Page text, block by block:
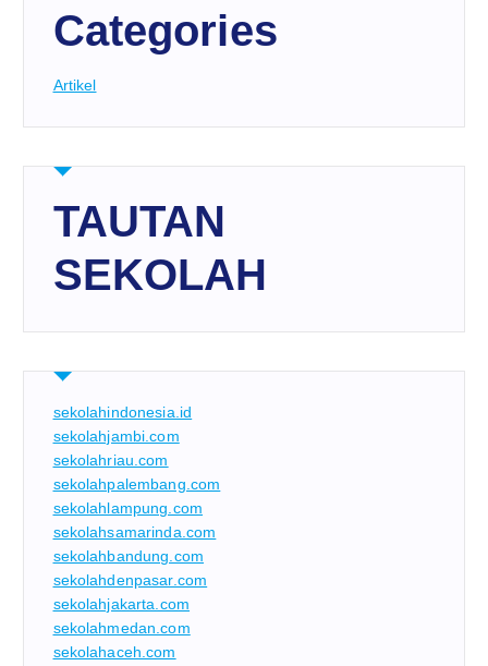
Categories
Artikel
TAUTAN
SEKOLAH
sekolahindonesia.id
sekolahjambi.com
sekolahriau.com
sekolahpalembang.com
sekolahlampung.com
sekolahsamarinda.com
sekolahbandung.com
sekolahdenpasar.com
sekolahjakarta.com
sekolahmedan.com
sekolahaceh.com